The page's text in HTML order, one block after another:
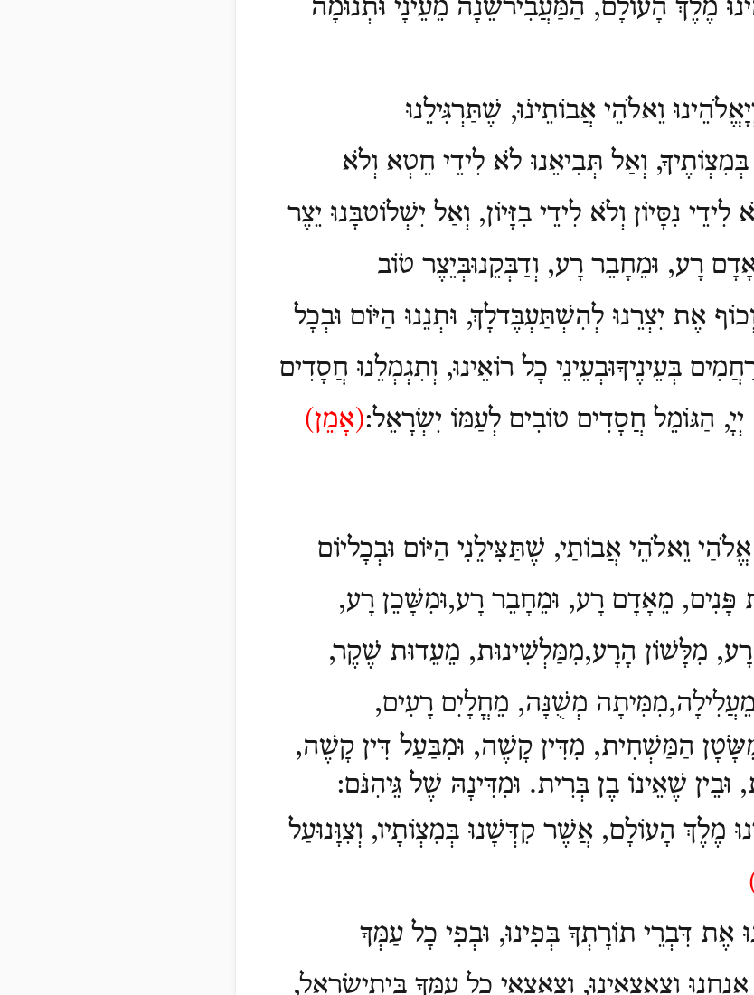
מֶלֶךְ הָעוֹלָם, הַמַּעֲבִירשֵׁנָה מֵעֵינָי וּתְנוּמָה
וֵאלֹהֵי אֲבוֹתֵינֹוּ, שֶׁתַּרְגִּילֵנוּ
וְאַל תְּבִיאֵנוּ לֹא לִידֵי חֵטְא וְלֹא
לִידֵי נִסָּיוֹן וְלֹא לִידֵי בִזָּיוֹן, וְאַל יִשְׁלוֹטבָּנוּ יֵצֶר
רָע, וּמֵחָבֵר רָע, וְדַבְּקֵנוּבְּיֵצֶר טֹוֹב
אֶת יִצְרֵנוּ לְהִשְׁתַּעְבֶּדלָךְ, וּתְנֵנוּ הַיּוֹם וּבְכָל
בְּעֵינֶיךָוּבְעֵינֵי כָל רוֹאֵינוּ, וְתִגְמְלֵנוּ חֲסָדִים
הַגּוֹמֵל חֲסָדִים טוֹבִים לְעַמּוֹ יִשְׂרָאֵל:(אָמֵן)
אֱלֹהַי וֵאלֹהֵי אֲבוֹתַי, שֶׁתַּצִּילֵנִי הַיּוֹם וּבְכָליוֹם
פָּנִים, מֵאָדָם רָע, וּמֵחָבֵר רָע,וּמִשָּׁכֵן רָע,
מִלָּשׁוֹן הָרָע,מִמַּלְשִׁינוּת, מֵעֵדוּת שֶׁקֶר,
מְשֻׁנָּה, מֵחֳלָיִם רָעִים,
הַמַּשְׁחִית, מִדִּין קָשֶׁה, וּמִבַּעַל דִּין קָשֶׁה,
וּבֵין שֶׁאֵינוֹ בֶן בְּרִית. וּמִדִּינָהּ שֶׁל גֵּיהִנֹּם:
מֶלֶךְ הָעוֹלָם, אֲשֶׁר קִדְּשָׁנוּ בְּמִצְוֹתָיו, וְצִוָּנוּעַל
אֶת דִּבְרֵי תוֹרָתְךָ בְּפִינוּ, וּבְפִי כָל עַמְּךָ
וְצֶאֱצָאֵינוּ, וְצֶאֱצָאֵי כָל עַמְּךָ בֵּיתיִשְׂרָאֵל,